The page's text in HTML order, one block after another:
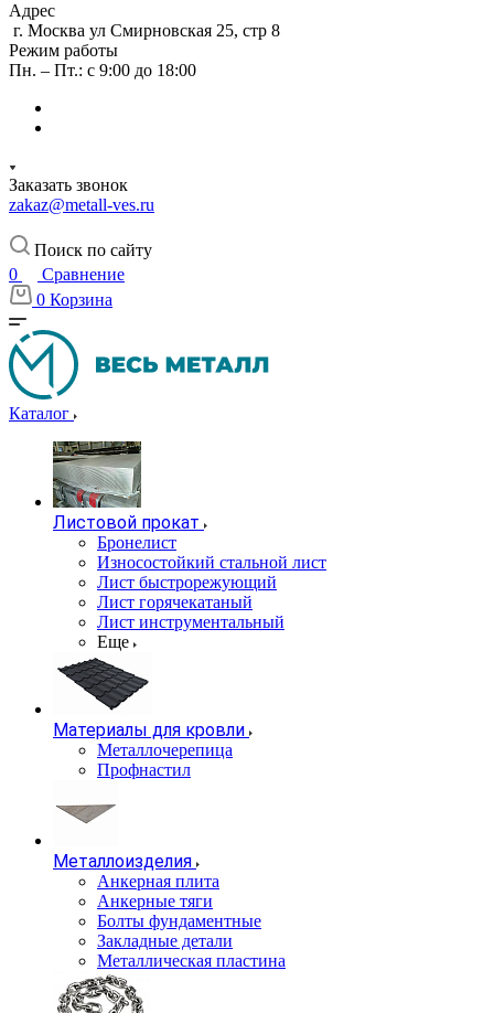
Адрес
г. Москва ул Смирновская 25, стр 8
Режим работы
Пн. – Пт.: с 9:00 до 18:00
Заказать звонок
zakaz@metall-ves.ru
Поиск по сайту
0
Сравнение
0 Корзина
Каталог
Листовой прокат
Бронелист
Износостойкий стальной лист
Лист быстрорежующий
Лист горячекатаный
Лист инструментальный
Еще
Материалы для кровли
Металлочерепица
Профнастил
Металлоизделия
Анкерная плита
Анкерные тяги
Болты фундаментные
Закладные детали
Металлическая пластина